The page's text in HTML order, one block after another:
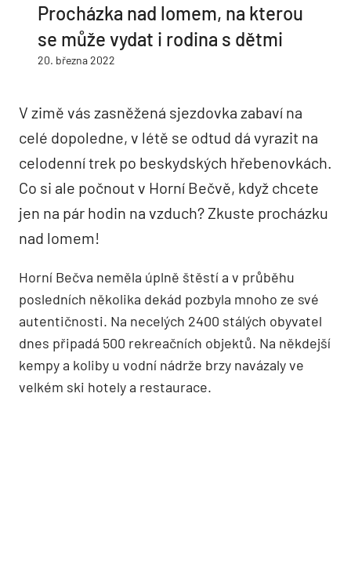
Procházka nad lomem, na kterou
se může vydat i rodina s dětmi
20. března 2022
V zimě vás zasněžená sjezdovka zabaví na
celé dopoledne, v létě se odtud dá vyrazit na
celodenní trek po beskydských hřebenovkách.
Co si ale počnout v Horní Bečvě, když chcete
jen na pár hodin na vzduch? Zkuste procházku
nad lomem!
Horní Bečva neměla úplně štěstí a v průběhu
posledních několika dekád pozbyla mnoho ze své
autentičnosti. Na necelých 2400 stálých obyvatel
dnes připadá 500 rekreačních objektů. Na někdejší
kempy a koliby u vodní nádrže brzy navázaly ve
velkém ski hotely a restaurace.